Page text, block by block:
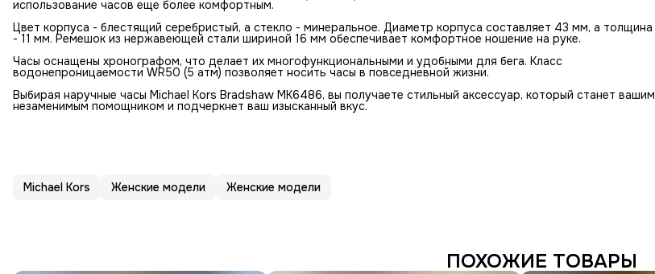
использование часов еще более комфортным.
Цвет корпуса - блестящий серебристый, а стекло - минеральное. Диаметр корпуса составляет 43 мм, а толщина
- 11 мм. Ремешок из нержавеющей стали шириной 16 мм обеспечивает комфортное ношение на руке.
Часы оснащены хронографом, что делает их многофункциональными и удобными для бега. Класс
водонепроницаемости WR50 (5 атм) позволяет носить часы в повседневной жизни.
Выбирая наручные часы Michael Kors Bradshaw MK6486, вы получаете стильный аксессуар, который станет вашим
незаменимым помощником и подчеркнет ваш изысканный вкус.
Michael Kors Женские модели Женские модели
ПОХОЖИЕ ТОВАРЫ